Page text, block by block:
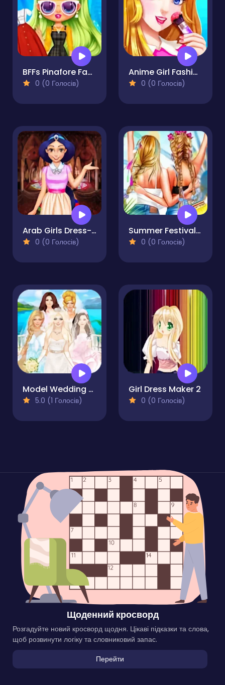
BFFs Pinafore Fashion
0 (0 Голосів)
Anime Girl Fashion Make Up
0 (0 Голосів)
Arab Girls Dress-Up - Salon Makeup
0 (0 Голосів)
Summer Festivals Fashion
0 (0 Голосів)
Model Wedding - Girl Games
5.0 (1 Голосів)
Girl Dress Maker 2
0 (0 Голосів)
Щоденний кросворд
Розгадуйте новий кросворд щодня. Цікаві підказки та слова,
щоб розвинути логіку та словниковий запас.
Перейти